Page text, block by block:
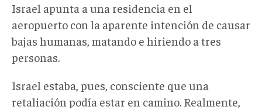
Israel apunta a una residencia en el
aeropuerto con la aparente intención de causar
bajas humanas, matando e hiriendo a tres
personas.
Israel estaba, pues, consciente que una
retaliación podía estar en camino. Realmente,